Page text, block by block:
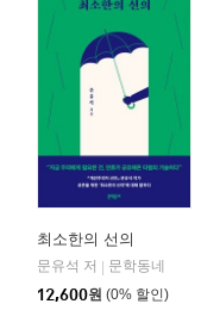
최소한의 선의
문유석 저
문학동네
12,600원 (0% 할인)